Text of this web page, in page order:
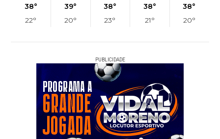
38°
22°
39°
20°
38°
23°
38°
21°
38°
20°
PUBLICIDADE